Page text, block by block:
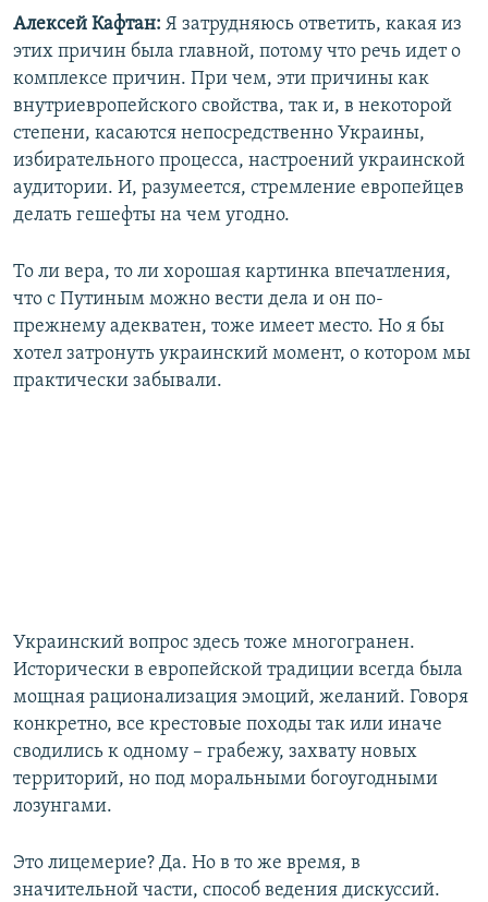
Алексей Кафтан: Я затрудняюсь ответить, какая из
этих причин была главной, потому что речь идет о
комплексе причин. При чем, эти причины как
внутриевропейского свойства, так и, в некоторой
степени, касаются непосредственно Украины,
избирательного процесса, настроений украинской
аудитории. И, разумеется, стремление европейцев
делать гешефты на чем угодно.
То ли вера, то ли хорошая картинка впечатления,
что с Путиным можно вести дела и он по-
прежнему адекватен, тоже имеет место. Но я бы
хотел затронуть украинский момент, о котором мы
практически забывали.
Украинский вопрос здесь тоже многогранен.
Исторически в европейской традиции всегда была
мощная рационализация эмоций, желаний. Говоря
конкретно, все крестовые походы так или иначе
сводились к одному – грабежу, захвату новых
территорий, но под моральными богоугодными
лозунгами.
Это лицемерие? Да. Но в то же время, в
значительной части, способ ведения дискуссий.